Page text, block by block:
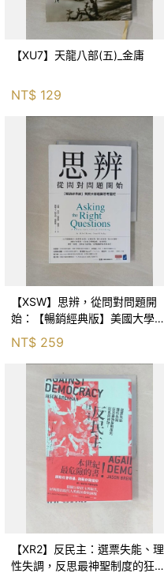
【XU7】天龍八部(五)_金庸
NT$ 129
【XSW】思辨，從問對問題開
始：【暢銷經典版】美國大學邏
輯思考聖經_尼爾．布朗, 史都
華．基里, 羅耀宗, 蔡宏明, 黃賓
NT$ 259
【XR2】反民主：選票失能、理
性失調，反思最神聖制度的狂亂